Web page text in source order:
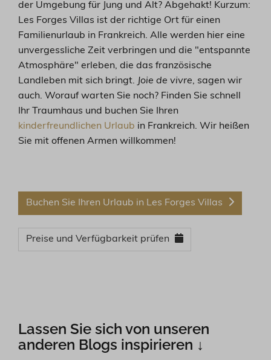
der Umgebung für Jung und Alt? Abgehakt! Kurzum:
Les Forges Villas ist der richtige Ort für einen
Familienurlaub in Frankreich. Alle werden hier eine
unvergessliche Zeit verbringen und die "entspannte
Atmosphäre" erleben, die das französische
Landleben mit sich bringt. Joie de vivre, sagen wir
auch. Worauf warten Sie noch? Finden Sie schnell
Ihr Traumhaus und buchen Sie Ihren
kinderfreundlichen Urlaub in Frankreich. Wir heißen
Sie mit offenen Armen willkommen!
Buchen Sie Ihren Urlaub in Les Forges Villas
Preise und Verfügbarkeit prüfen
Lassen Sie sich von unseren
anderen Blogs inspirieren ↓